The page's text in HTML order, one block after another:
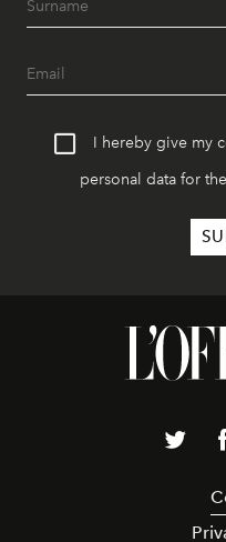
I hereby give my
personal data for